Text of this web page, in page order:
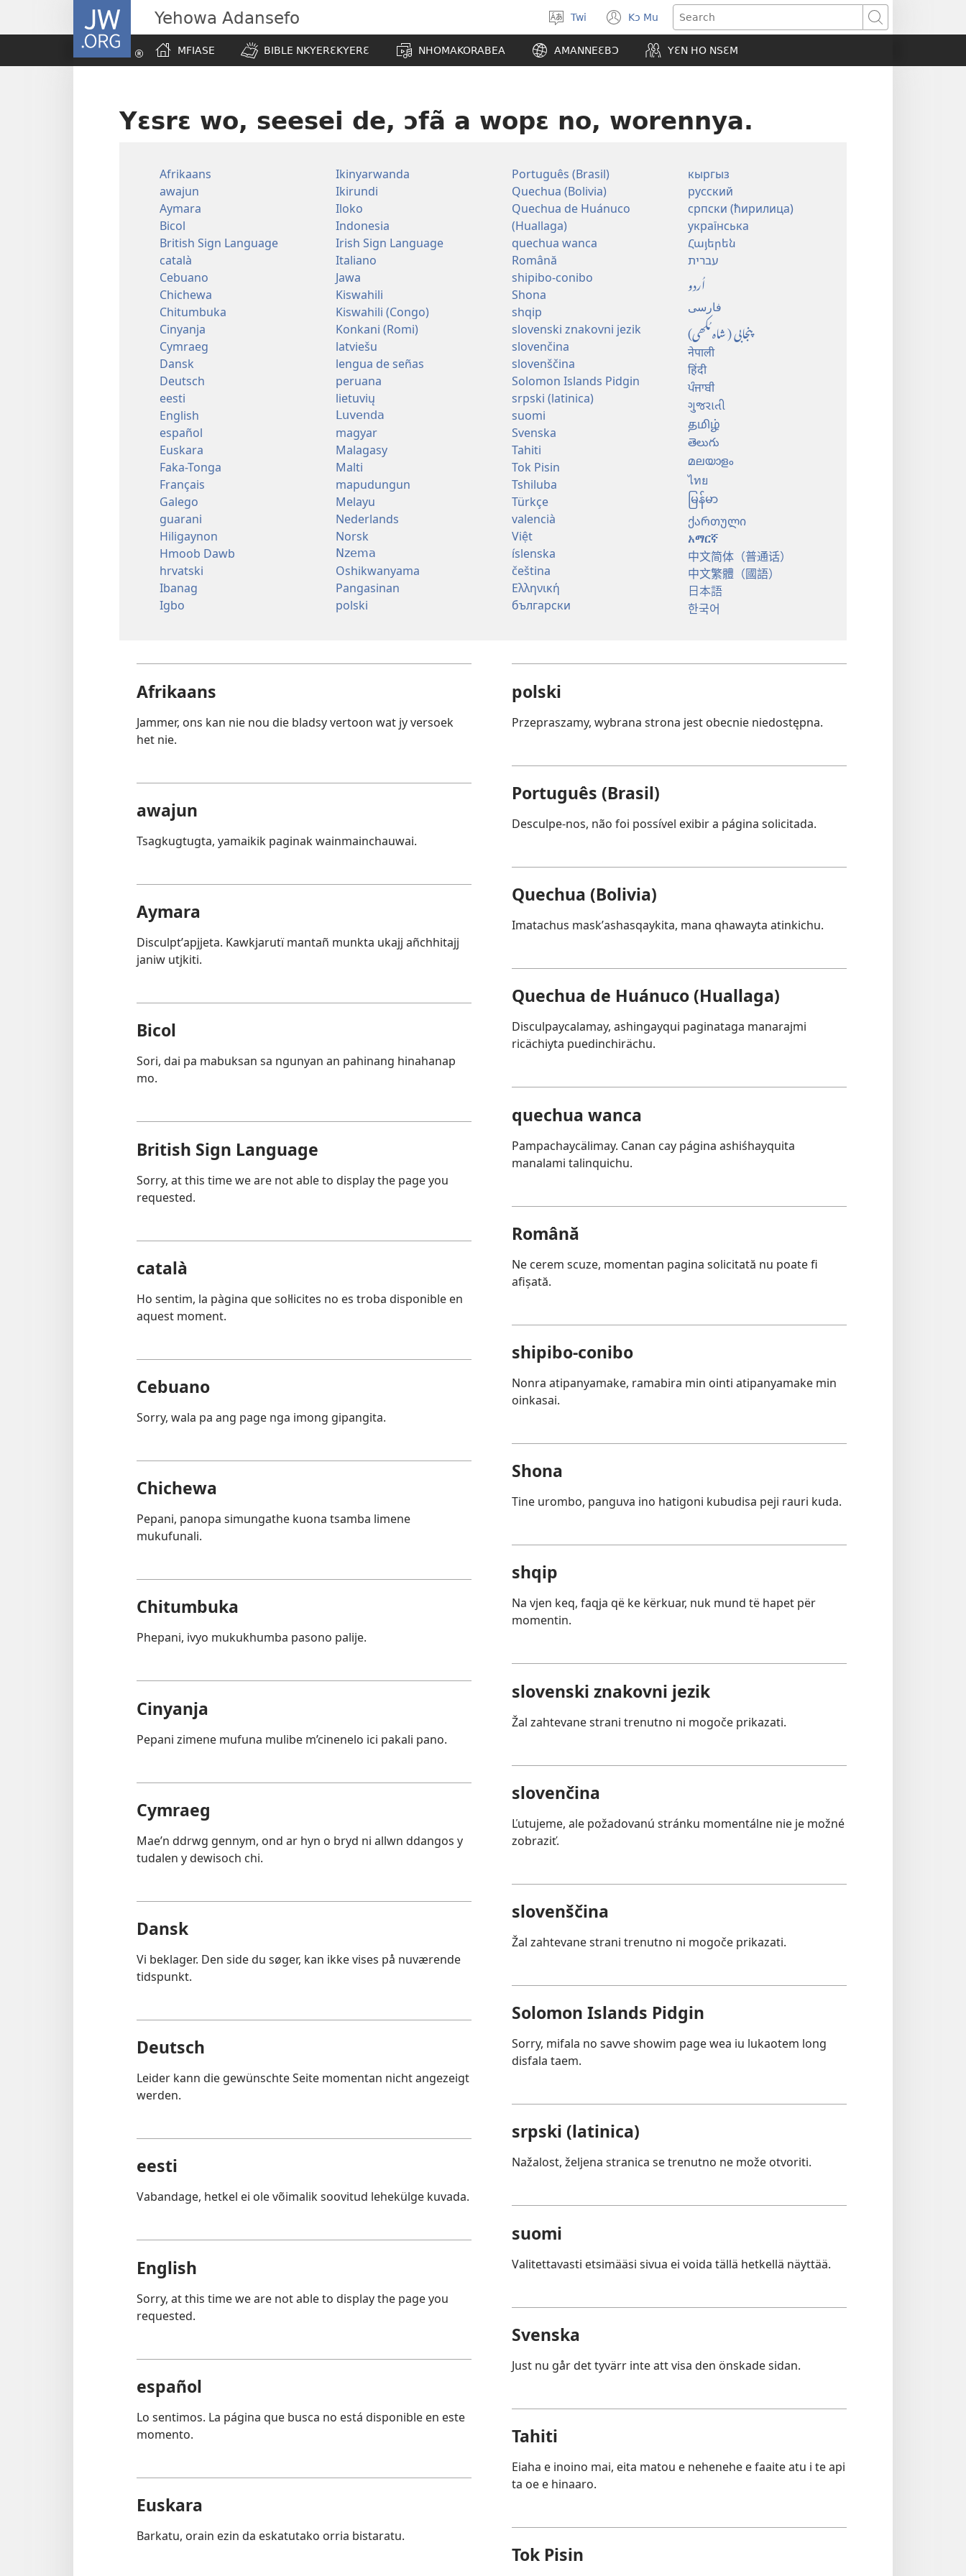
JW.ORG Yehowa Adansefo
Yi
kasa
a
wopɛ
Twi Kɔ Mu
(opens
new
window)
Search
MFIASE BIBLE NKYERƐKYERƐ NHOMAKORABEA AMANNEƐBƆ YƐN HO NSƐM
Yɛsrɛ wo, seesei de, ɔfã a wopɛ no, worennya.
Afrikaans
awajun
Aymara
Bicol
British Sign Language
català
Cebuano
Chichewa
Chitumbuka
Cinyanja
Cymraeg
Dansk
Deutsch
eesti
English
español
Euskara
Faka-Tonga
Français
Galego
guarani
Hiligaynon
Hmoob Dawb
hrvatski
Ibanag
Igbo
Ikinyarwanda
Ikirundi
Iloko
Indonesia
Irish Sign Language
Italiano
Jawa
Kiswahili
Kiswahili (Congo)
Konkani (Romi)
latviešu
lengua de señas
peruana
lietuvių
Luvenda
magyar
Malagasy
Malti
mapudungun
Melayu
Nederlands
Norsk
Nzema
Oshikwanyama
Pangasinan
polski
Português (Brasil)
Quechua (Bolivia)
Quechua de Huánuco
(Huallaga)
quechua wanca
Română
shipibo-conibo
Shona
shqip
slovenski znakovni jezik
slovenčina
slovenščina
Solomon Islands Pidgin
srpski (latinica)
suomi
Svenska
Tahiti
Tok Pisin
Tshiluba
Türkçe
valencià
Việt
íslenska
čeština
Ελληνική
български
кыргыз
русский
српски (ћирилица)
українська
Հայերեն
עברית
اُردو
فارسی
پنجابی (شاہ مُکھی)
नेपाली
हिंदी
ਪੰਜਾਬੀ
ગુજરાતી
தமிழ்
తెలుగు
മലയാളം
ไทย
မြန်မာ
ქართული
አማርኛ
中文简体（普通话）
中文繁體（國語）
日本語
한국어
Afrikaans
Jammer, ons kan nie nou die bladsy vertoon wat jy versoek
het nie.
awajun
Tsagkugtugta, yamaikik paginak wainmainchauwai.
Aymara
Disculptʼapjjeta. Kawkjarutï mantañ munkta ukajj añchhitajj
janiw utjkiti.
Bicol
Sori, dai pa mabuksan sa ngunyan an pahinang hinahanap
mo.
British Sign Language
Sorry, at this time we are not able to display the page you
requested.
català
Ho sentim, la pàgina que sol·licites no es troba disponible en
aquest moment.
Cebuano
Sorry, wala pa ang page nga imong gipangita.
Chichewa
Pepani, panopa simungathe kuona tsamba limene
mukufunali.
Chitumbuka
Phepani, ivyo mukukhumba pasono palije.
Cinyanja
Pepani zimene mufuna mulibe m’cinenelo ici pakali pano.
Cymraeg
Mae’n ddrwg gennym, ond ar hyn o bryd ni allwn ddangos y
tudalen y dewisoch chi.
Dansk
Vi beklager. Den side du søger, kan ikke vises på nuværende
tidspunkt.
Deutsch
Leider kann die gewünschte Seite momentan nicht angezeigt
werden.
eesti
Vabandage, hetkel ei ole võimalik soovitud lehekülge kuvada.
English
Sorry, at this time we are not able to display the page you
requested.
español
Lo sentimos. La página que busca no está disponible en este
momento.
Euskara
Barkatu, orain ezin da eskatutako orria bistaratu.
polski
Przepraszamy, wybrana strona jest obecnie niedostępna.
Português (Brasil)
Desculpe-nos, não foi possível exibir a página solicitada.
Quechua (Bolivia)
Imatachus maskʼashasqaykita, mana qhawayta atinkichu.
Quechua de Huánuco (Huallaga)
Disculpaycalamay, ashingayqui paginataga manarajmi
ricächiyta puedinchirächu.
quechua wanca
Pampachaycälimay. Canan cay página ashiśhayquita
manalami talinquichu.
Română
Ne cerem scuze, momentan pagina solicitată nu poate fi
afișată.
shipibo-conibo
Nonra atipanyamake, ramabira min ointi atipanyamake min
oinkasai.
Shona
Tine urombo, panguva ino hatigoni kubudisa peji rauri kuda.
shqip
Na vjen keq, faqja që ke kërkuar, nuk mund të hapet për
momentin.
slovenski znakovni jezik
Žal zahtevane strani trenutno ni mogoče prikazati.
slovenčina
Ľutujeme, ale požadovanú stránku momentálne nie je možné
zobraziť.
slovenščina
Žal zahtevane strani trenutno ni mogoče prikazati.
Solomon Islands Pidgin
Sorry, mifala no savve showim page wea iu lukaotem long
disfala taem.
srpski (latinica)
Nažalost, željena stranica se trenutno ne može otvoriti.
suomi
Valitettavasti etsimääsi sivua ei voida tällä hetkellä näyttää.
Svenska
Just nu går det tyvärr inte att visa den önskade sidan.
Tahiti
Eiaha e inoino mai, eita matou e nehenehe e faaite atu i te api
ta oe e hinaaro.
Tok Pisin